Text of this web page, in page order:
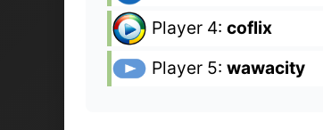
Player 4: coflix
Player 5: wawacity